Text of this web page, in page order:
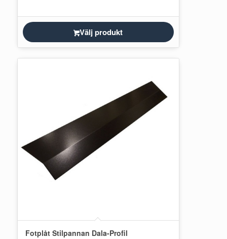
Välj produkt
Fotplåt Stilpannan Dala-Profil